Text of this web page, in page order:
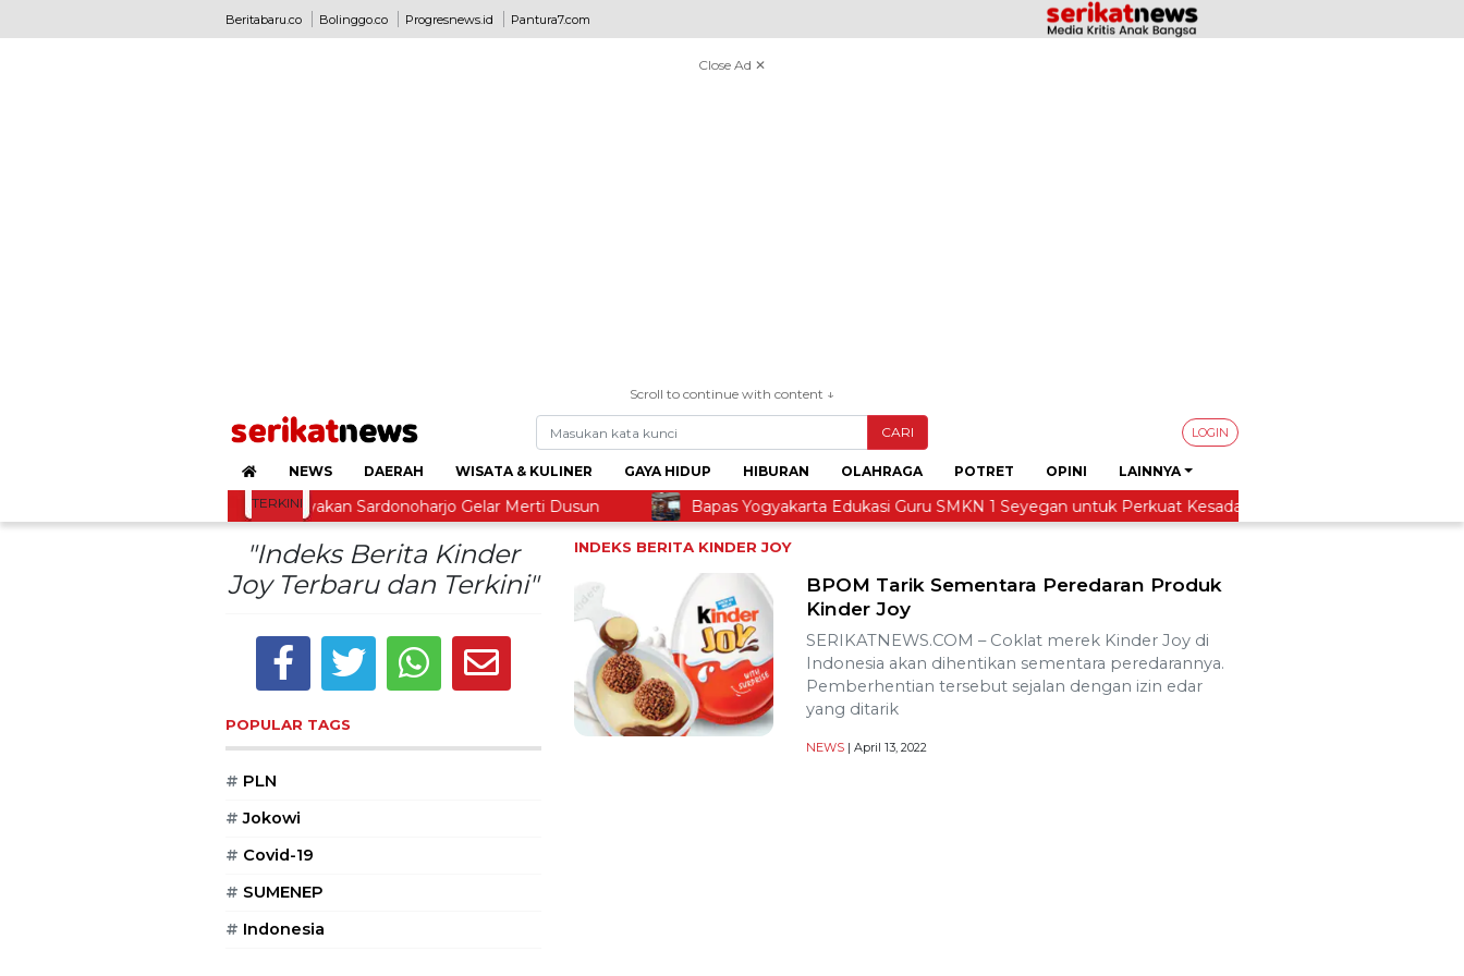
Beritabaru.co Bolinggo.co Progresnews.id Pantura7.com
Close Ad ✕
Scroll to continue with content ↓
CARI LOGIN
NEWS DAERAH WISATA & KULINER GAYA HIDUP HIBURAN OLAHRAGA POTRET OPINI
LAINNYA
TERKINI
Tradisi Leluhur, Warga Dayakan Sardonoharjo Gelar Merti Dusun Bapas Yogyakarta Edukasi Guru SMKN 1 Seyegan untuk Perkuat Kesadaran Hukum
INDEKS BERITA KINDER JOY
BPOM Tarik Sementara Peredaran Produk
Kinder Joy
SERIKATNEWS.COM – Coklat merek Kinder Joy di
Indonesia akan dihentikan sementara peredarannya.
Pemberhentian tersebut sejalan dengan izin edar
yang ditarik
NEWS | April 13, 2022
"Indeks Berita Kinder
Joy Terbaru dan Terkini"
POPULAR TAGS
# PLN
# Jokowi
# Covid-19
# SUMENEP
# Indonesia